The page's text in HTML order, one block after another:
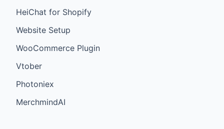
HeiChat for Shopify
Website Setup
WooCommerce Plugin
Vtober
Photoniex
MerchmindAI